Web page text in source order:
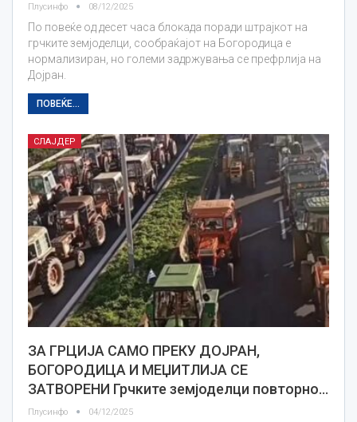
Плусинфо 08/12/2025
По повеќе од десет часа блокада поради штрајкот на
грчките земјоделци, сообраќајот на Богородица е
нормализиран, но големи задржувања се префрлија на
Дојран.
ПОВЕЌЕ...
СЛАЈДЕР
ЗА ГРЦИЈА САМО ПРЕКУ ДОЈРАН,
БОГОРОДИЦА И МЕЏИТЛИЈА СЕ
ЗАТВОРЕНИ Грчките земјоделци повторно…
Плусинфо 04/12/2025